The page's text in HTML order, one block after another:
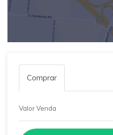
Comprar
Valor Venda